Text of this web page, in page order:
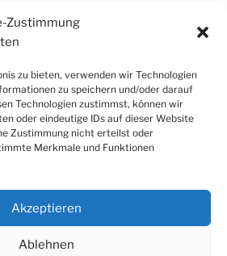
Zustimmung
zu bieten, verwenden wir Technologien
zu speichern und/oder darauf
Technologien zustimmst, können wir
oder eindeutige IDs auf dieser Website
Zustimmung nicht erteilst oder
Merkmale und Funktionen
Akzeptieren
Ablehnen